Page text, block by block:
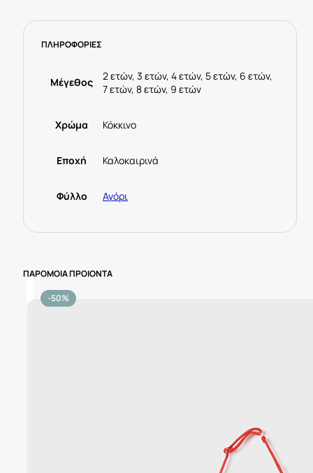
062
ποσότητα
ΠΛΗΡΟΦΟΡΙΕΣ
Μέγεθος
2 ετών, 3 ετών, 4 ετών, 5 ετών, 6 ετών,
7 ετών, 8 ετών, 9 ετών
Χρώμα Κόκκινο
Εποχή Καλοκαιρινά
Φύλλο Αγόρι
ΠΑΡΟΜΟΙΑ ΠΡΟΙΟΝΤΑ
-50%